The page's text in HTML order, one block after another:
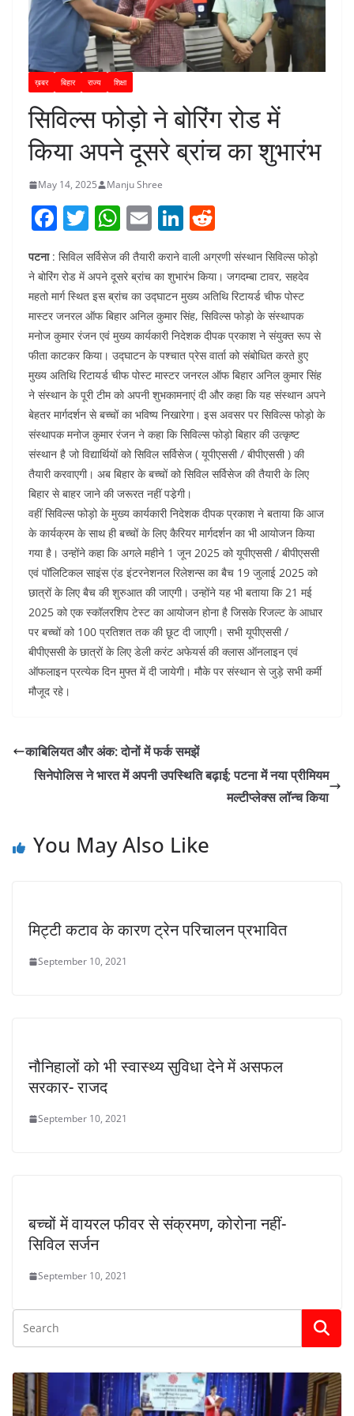
ख़बर बिहार राज्य शिक्षा
सिविल्स फोड़ो ने बोरिंग रोड में
किया अपने दूसरे ब्रांच का शुभारंभ
May 14, 2025 Manju Shree
F
a
c
e
b
o
o
k
T
w
itt
er
W
h
at
s
A
p
p
E
m
ai
l
Li
n
k
e
dI
n
e
d
di
t
पटना: सिविल सर्विसेज की तैयारी कराने वाली अग्रणी संस्थान सिविल्स फोड़ो
ने बोरिंग रोड में अपने दूसरे ब्रांच का शुभारंभ किया। जगदम्बा टावर, सहदेव
महतो मार्ग स्थित इस ब्रांच का उद्घाटन मुख्य अतिथि रिटायर्ड चीफ पोस्ट
मास्टर जनरल ऑफ बिहार अनिल कुमार सिंह, सिविल्स फोड़ो के संस्थापक
मनोज कुमार रंजन एवं मुख्य कार्यकारी निदेशक दीपक प्रकाश ने संयुक्त रूप से
फीता काटकर किया। उद्घाटन के पश्चात प्रेस वार्ता को संबोधित करते हुए
मुख्य अतिथि रिटायर्ड चीफ पोस्ट मास्टर जनरल ऑफ बिहार अनिल कुमार सिंह
ने संस्थान के पूरी टीम को अपनी शुभकामनाएं दी और कहा कि यह संस्थान अपने
बेहतर मार्गदर्शन से बच्चों का भविष्य निखारेगा। इस अवसर पर सिविल्स फोड़ो के
संस्थापक मनोज कुमार रंजन ने कहा कि सिविल्स फोड़ो बिहार की उत्कृष्ट
संस्थान है जो विद्यार्थियों को सिविल सर्विसेज ( यूपीएससी / बीपीएससी ) की
तैयारी करवाएगी। अब बिहार के बच्चों को सिविल सर्विसेज की तैयारी के लिए
बिहार से बाहर जाने की जरूरत नहीं पडे़गी।
वहीं सिविल्स फोड़ो के मुख्य कार्यकारी निदेशक दीपक प्रकाश ने बताया कि आज
के कार्यक्रम के साथ ही बच्चों के लिए कैरियर मार्गदर्शन का भी आयोजन किया
गया है। उन्होंने कहा कि अगले महीने 1 जून 2025 को यूपीएससी / बीपीएससी
एवं पॉलिटिकल साइंस एंड इंटरनेशनल रिलेशन्स का बैच 19 जुलाई 2025 को
छात्रों के लिए बैच की शुरुआत की जाएगी। उन्होंने यह भी बताया कि 21 मई
2025 को एक स्कॉलरशिप टेस्ट का आयोजन होना है जिसके रिजल्ट के आधार
पर बच्चों को 100 प्रतिशत तक की छूट दी जाएगी। सभी यूपीएससी /
बीपीएससी के छात्रों के लिए डेली करंट अफेयर्स की क्लास ऑनलाइन एवं
ऑफलाइन प्रत्येक दिन मुफ्त में दी जायेगी। मौके पर संस्थान से जुड़े सभी कर्मी
मौजूद रहे।
काबिलियत और अंक: दोनों में फर्क समझें
सिनेपोलिस ने भारत में अपनी उपस्थिति बढ़ाई; पटना में नया प्रीमियम
मल्टीप्लेक्स लॉन्च किया
You May Also Like
मिट्टी कटाव के कारण ट्रेन परिचालन प्रभावित
September 10, 2021
नौनिहालों को भी स्वास्थ्य सुविधा देने में असफल
सरकार- राजद
September 10, 2021
बच्चों में वायरल फीवर से संक्रमण, कोरोना नहीं-
सिविल सर्जन
September 10, 2021